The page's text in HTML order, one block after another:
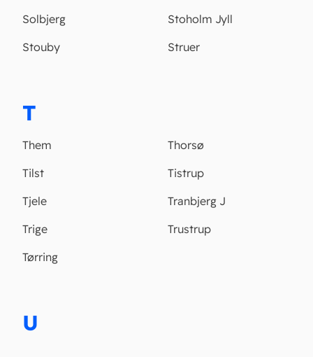
Solbjerg
Stoholm Jyll
Stouby
Struer
T
Them
Thorsø
Tilst
Tistrup
Tjele
Tranbjerg J
Trige
Trustrup
Tørring
U